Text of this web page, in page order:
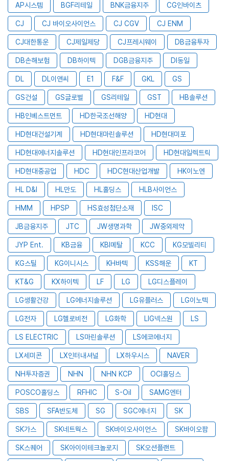
AP시스템 BGF리테일 BNK금융지주 CG인바이츠
CJ CJ 바이오사이언스 CJ CGV CJ ENM
CJ대한통운 CJ제일제당 CJ프레시웨이 DB금융투자
DB손해보험 DB하이텍 DGB금융지주 DI동일
DL DL이앤씨 E1 F&F GKL GS
GS건설 GS글로벌 GS리테일 GST HB솔루션
HB인베스트먼트 HD한국조선해양 HD현대
HD현대건설기계 HD현대마린솔루션 HD현대미포
HD현대에너지솔루션 HD현대인프라코어 HD현대일렉트릭
HD현대중공업 HDC HDC현대산업개발 HK이노엔
HL D&I HL만도 HL홀딩스 HLB사이언스
HMM HPSP HS효성첨단소재 ISC
JB금융지주 JTC JW생명과학 JW중외제약
JYP Ent. KB금융 KBI메탈 KCC KG모빌리티
KG스틸 KG이니시스 KH바텍 KSS해운 KT
KT&G KX하이텍 LF LG LG디스플레이
LG생활건강 LG에너지솔루션 LG유플러스 LG이노텍
LG전자 LG헬로비전 LG화학 LIG넥스원 LS
LS ELECTRIC LS마린솔루션 LS에코에너지
LX세미콘 LX인터내셔널 LX하우시스 NAVER
NH투자증권 NHN NHN KCP OCI홀딩스
POSCO홀딩스 RFHIC S-Oil SAMG엔터
SBS SFA반도체 SG SGC에너지 SK
SK가스 SK네트웍스 SK바이오사이언스 SK바이오팜
SK스퀘어 SK아이이테크놀로지 SK오션플랜트